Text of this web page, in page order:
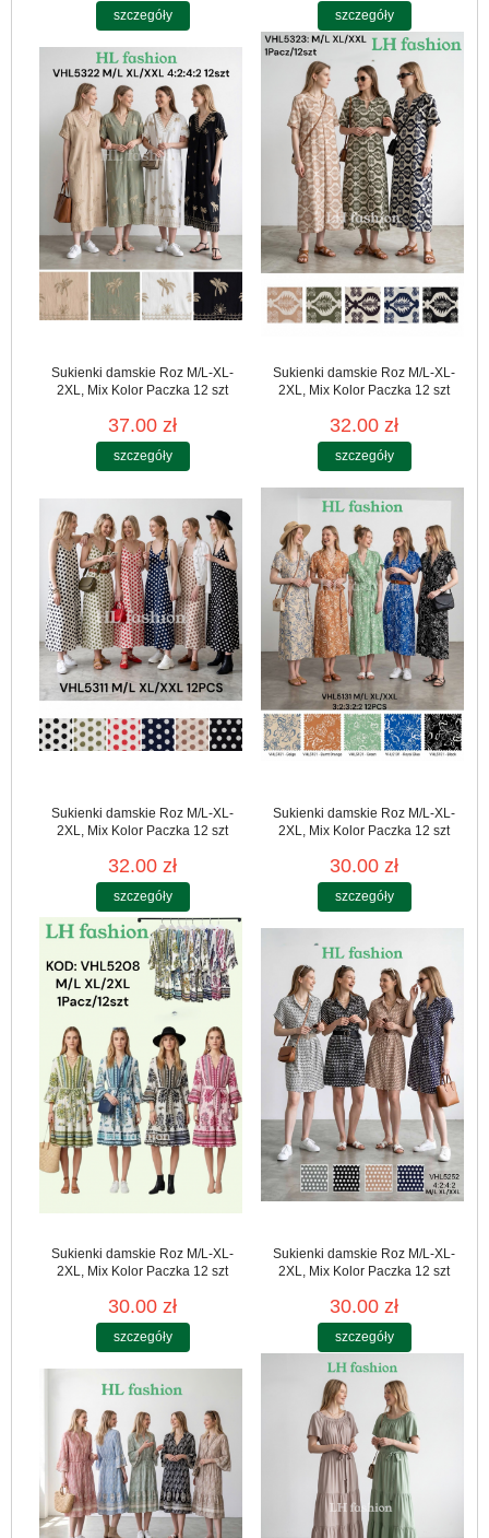
szczegóły szczegóły
Sukienki damskie Roz M/L-XL-
2XL, Mix Kolor Paczka 12 szt
37.00 zł
szczegóły
Sukienki damskie Roz M/L-XL-
2XL, Mix Kolor Paczka 12 szt
32.00 zł
szczegóły
Sukienki damskie Roz M/L-XL-
2XL, Mix Kolor Paczka 12 szt
32.00 zł
szczegóły
Sukienki damskie Roz M/L-XL-
2XL, Mix Kolor Paczka 12 szt
30.00 zł
szczegóły
Sukienki damskie Roz M/L-XL-
2XL, Mix Kolor Paczka 12 szt
30.00 zł
szczegóły
Sukienki damskie Roz M/L-XL-
2XL, Mix Kolor Paczka 12 szt
30.00 zł
szczegóły